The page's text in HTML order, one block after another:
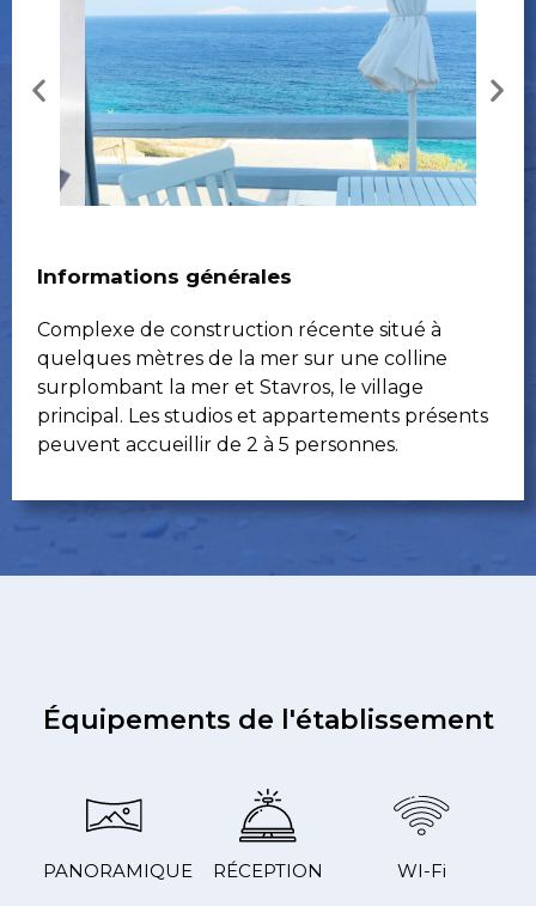
Informations générales
Complexe de construction récente situé à
quelques mètres de la mer sur une colline
surplombant la mer et Stavros, le village
principal. Les studios et appartements présents
peuvent accueillir de 2 à 5 personnes.
Équipements de l'établissement
PANORAMIQUE RÉCEPTION WI-Fi